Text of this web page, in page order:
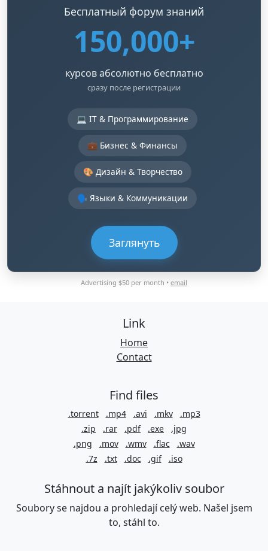
Бесплатный форум знаний
150,000+
курсов абсолютно бесплатно
сразу после регистрации
💻 IT & Программирование
💼 Бизнес & Финансы
🎨 Дизайн & Творчество
🗣️ Языки & Коммуникации
Заглянуть
Advertising $50 per month • email
Link
Home
Contact
Find files
.torrent .mp4 .avi .mkv
.mp3
.zip
.rar .pdf .exe
.jpg
.png
.mov .wmv .flac
.wav
.7z
.txt .doc .gif .iso
Stáhnout a najít jakýkoliv soubor
Soubory se najdou a prohledají celý web. Našel jsem
to, stáhl to.